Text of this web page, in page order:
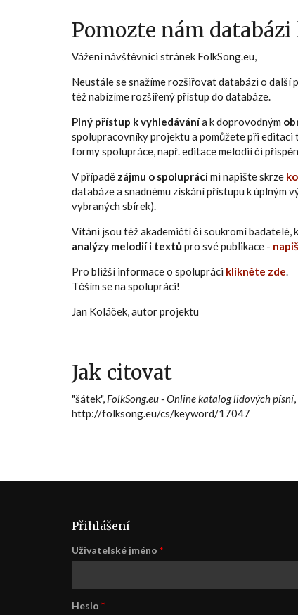
Pomozte nám
Vážení návštěvníci stránek FolkSong.eu,
Neustále se snažíme rozšiřovat databázi o další
též nabízíme rozšířený přístup do databáze.
Plný přístup k vyhledávánía k doprovodným
spolupracovníky projektu a pomůžete při
formy spolupráce, např. editace melodií či
V případě zájmu o spoluprácimi napište skrze
databáze a snadnému získání přístupu k úplným
vybraných sbírek).
Vítáni jsou též akademičtí či soukromí badatelé,
analýzy melodií i textůpro své publikace -
Pro bližší informace o spolupráci klikněte zde.
Těším se na spolupráci!
Jan Koláček, autor projektu
Jak citovat
"šátek", FolkSong.eu - Online katalog lidových písní
http://folksong.eu/cs/keyword/17047
Přihlášení
Uživatelské jméno *
Heslo *